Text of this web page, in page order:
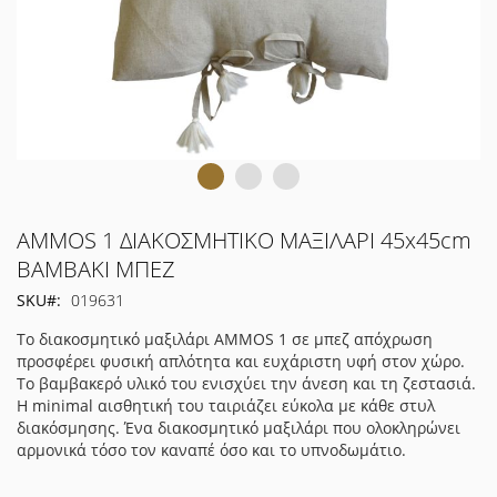
Μετάβαση
στην
αρχή
της
εικόνων
AMMOS 1 ΔΙΑΚΟΣΜΗΤΙΚΟ ΜΑΞΙΛΑΡΙ 45x45cm
ΒΑΜΒΑΚΙ ΜΠΕΖ
SKU
019631
Το διακοσμητικό μαξιλάρι AMMOS 1 σε μπεζ απόχρωση
προσφέρει φυσική απλότητα και ευχάριστη υφή στον χώρο.
Το βαμβακερό υλικό του ενισχύει την άνεση και τη ζεστασιά.
Η minimal αισθητική του ταιριάζει εύκολα με κάθε στυλ
διακόσμησης. Ένα διακοσμητικό μαξιλάρι που ολοκληρώνει
αρμονικά τόσο τον καναπέ όσο και το υπνοδωμάτιο.